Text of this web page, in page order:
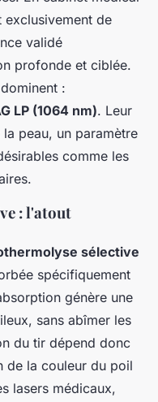
exclusivement de
validé
profonde et ciblée.
:
LP (1064 nm). Leur
peau, un paramètre
comme les
: l'atout
sélective
spécifiquement
génère une
sans abîmer les
du tir dépend donc
de la couleur du poil
lasers médicaux,